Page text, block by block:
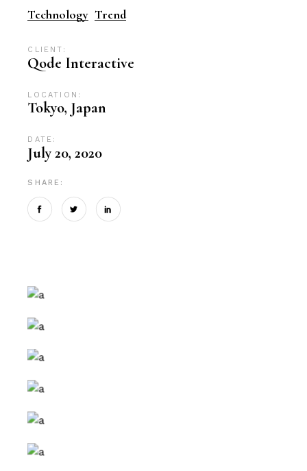
Technology Trend
CLIENT:
Qode Interactive
LOCATION:
Tokyo, Japan
DATE:
July 20, 2020
SHARE: